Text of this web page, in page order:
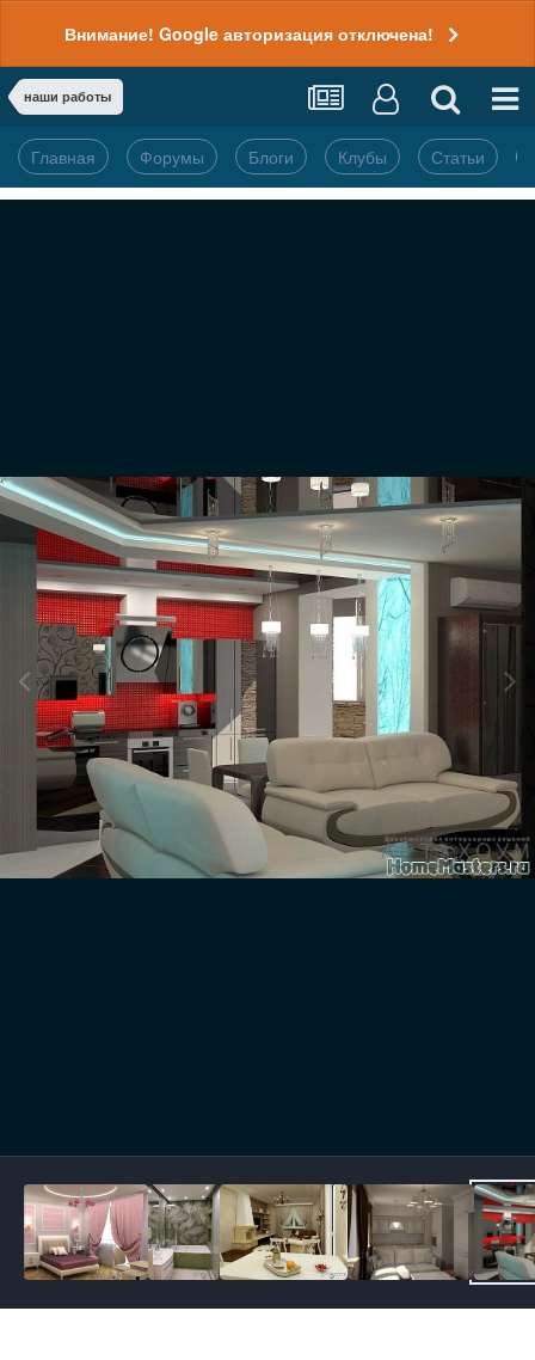
Внимание! Google авторизация отключена!
наши работы
Главная Форумы Блоги Клубы Статьи